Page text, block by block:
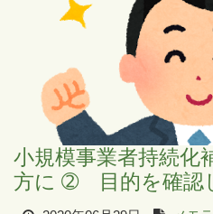
小規模事業者持続化
方に ➁ 目的を確認